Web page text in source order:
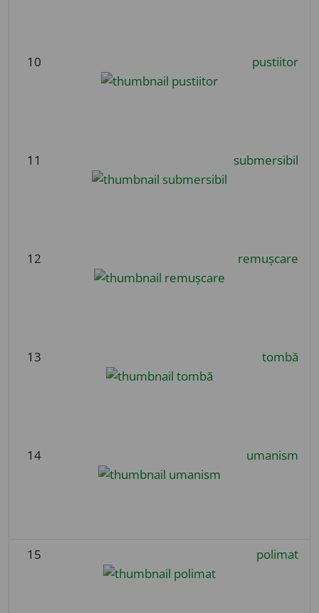
10 pustiitor
11 submersibil
12 remușcare
13 tombă
14 umanism
15 polimat